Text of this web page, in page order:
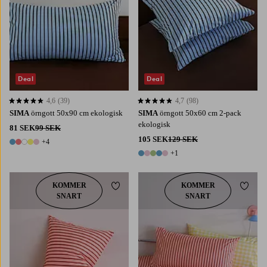
SIMA örngott 50x90 cm ekologisk
81 SEK99 SEK
9 färger
+4
4,6 baserat på 39 st betyg
4,6 (39)
Deal
SIMA örngott 50x60 cm 2-pack
ekologisk
105 SEK129 SEK
6 färger
+1
4,7 baserat på 98 st betyg
4,7 (98)
Deal
KOMMER
SNART
Lägg till i favoriterKOMMER
SNART
Lägg